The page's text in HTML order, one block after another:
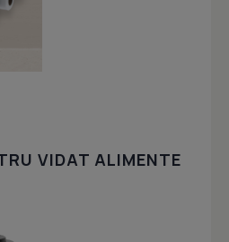
VIDAT ALIMENTE